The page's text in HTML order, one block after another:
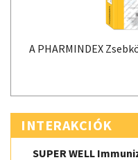
A PHARMINDEX
INTERAKCIÓK
SUPER WELL